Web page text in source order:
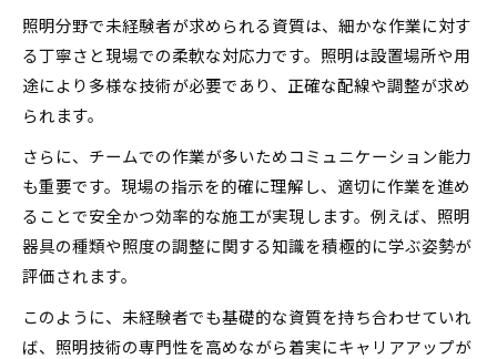
照明分野で未経験者が求められる資質は、細かな作業に対す
る丁寧さと現場での柔軟な対応力です。照明は設置場所や用
途により多様な技術が必要であり、正確な配線や調整が求め
られます。
さらに、チームでの作業が多いためコミュニケーション能力
も重要です。現場の指示を的確に理解し、適切に作業を進め
ることで安全かつ効率的な施工が実現します。例えば、照明
器具の種類や照度の調整に関する知識を積極的に学ぶ姿勢が
評価されます。
このように、未経験者でも基礎的な資質を持ち合わせていれ
ば、照明技術の専門性を高めながら着実にキャリアアップが